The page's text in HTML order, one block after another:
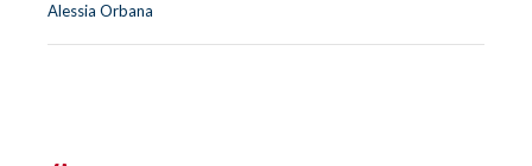
Alessia Orbana